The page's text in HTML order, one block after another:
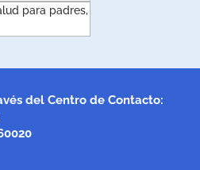
para padres,
del Centro de Contacto: